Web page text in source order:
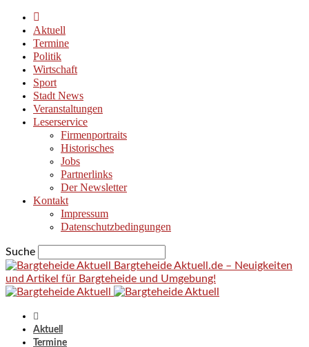
Aktuell
Termine
Politik
Wirtschaft
Sport
Stadt News
Veranstaltungen
Leserservice
Firmenportraits
Historisches
Jobs
Partnerlinks
Der Newsletter
Kontakt
Impressum
Datenschutzbedingungen
Suche
Bargteheide Aktuell.de – Neuigkeiten
und Artikel für Bargteheide und Umgebung!
Aktuell
Termine